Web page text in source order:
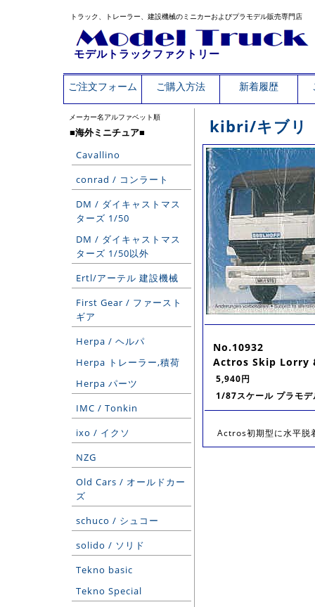
トラック、トレーラー、建設機械のミニカーおよびプラモデル販売専門店
モデルトラックファクトリー
ご注文フォーム ご購入方法 新着履歴
メーカー名アルファベット順
■海外ミニチュア■
Cavallino
conrad / コンラート
DM / ダイキャストマス
ターズ 1/50
DM / ダイキャストマス
ターズ 1/50以外
Ertl/アーテル 建設機械
First Gear / ファースト
ギア
Herpa / ヘルパ
Herpa トレーラー,積荷
Herpa パーツ
IMC / Tonkin
ixo / イクソ
NZG
Old Cars / オールドカー
ズ
schuco / シュコー
solido / ソリド
Tekno basic
Tekno Special
kibri/キブリ
No.10932
Actros Skip Lorry
5,940円
1/87スケール プラモデ
Actros初期型に水平脱